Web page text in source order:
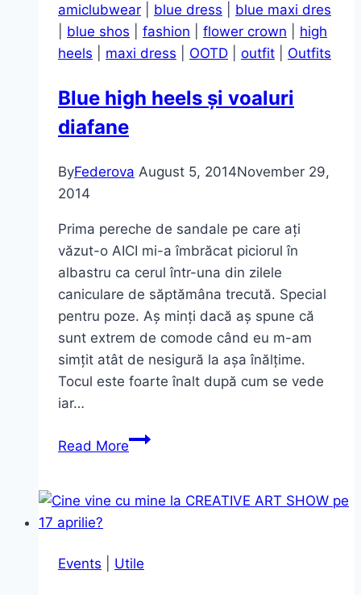
amiclubwear blue dress
blue maxi dres
blue shos fashion flower crown
high
heels
maxi dress OOTD outfit Outfits
Blue high heels și voaluri
diafane
ByFederova August 5, 2014November 29,
2014
Prima pereche de sandale pe care ați
văzut-o AICI mi-a îmbrăcat piciorul în
albastru ca cerul într-una din zilele
caniculare de săptămâna trecută. Special
pentru poze. Aș minți dacă aș spune că
sunt extrem de comode când eu m-am
simțit atât de nesigură la așa înălțime.
Tocul este foarte înalt după cum se vede
iar…
Read MoreBlue
și
Events
Utile